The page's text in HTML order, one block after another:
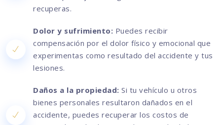
recuperas.
Dolor y sufrimiento: Puedes recibir
compensación por el dolor físico y emocional que
experimentas como resultado del accidente y tus
lesiones.
Daños a la propiedad: Si tu vehículo u otros
bienes personales resultaron dañados en el
accidente, puedes recuperar los costos de